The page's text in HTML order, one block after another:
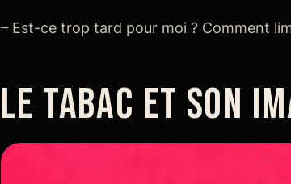
– Est-ce trop tard pour moi ? Comment
LE TABAC ET SON